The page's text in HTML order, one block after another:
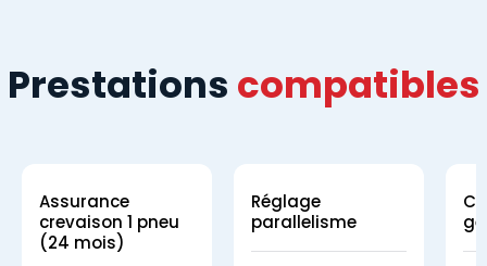
Prestations compatibles
Assurance
crevaison 1 pneu
(24 mois)
Réglage
parallelisme